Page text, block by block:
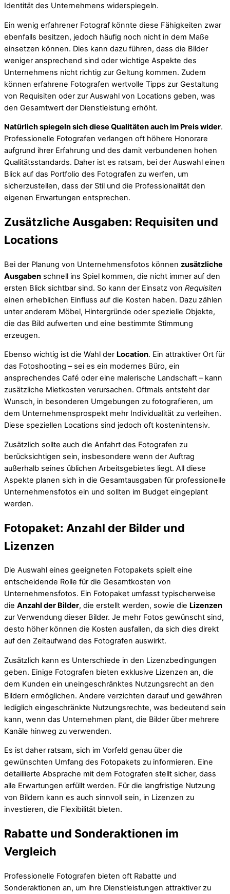
Identität des Unternehmens widerspiegeln.
Ein wenig erfahrener Fotograf könnte diese Fähigkeiten zwar
ebenfalls besitzen, jedoch häufig noch nicht in dem Maße
einsetzen können. Dies kann dazu führen, dass die Bilder
weniger ansprechend sind oder wichtige Aspekte des
Unternehmens nicht richtig zur Geltung kommen. Zudem
können erfahrene Fotografen wertvolle Tipps zur Gestaltung
von Requisiten oder zur Auswahl von Locations geben, was
den Gesamtwert der Dienstleistung erhöht.
Natürlich spiegeln sich diese Qualitäten auch im Preis wider.
Professionelle Fotografen verlangen oft höhere Honorare
aufgrund ihrer Erfahrung und des damit verbundenen hohen
Qualitätsstandards. Daher ist es ratsam, bei der Auswahl einen
Blick auf das Portfolio des Fotografen zu werfen, um
sicherzustellen, dass der Stil und die Professionalität den
eigenen Erwartungen entsprechen.
Zusätzliche Ausgaben: Requisiten und
Locations
Bei der Planung von Unternehmensfotos können zusätzliche
Ausgaben schnell ins Spiel kommen, die nicht immer auf den
ersten Blick sichtbar sind. So kann der Einsatz von Requisiten
einen erheblichen Einfluss auf die Kosten haben. Dazu zählen
unter anderem Möbel, Hintergründe oder spezielle Objekte,
die das Bild aufwerten und eine bestimmte Stimmung
erzeugen.
Ebenso wichtig ist die Wahl der Location. Ein attraktiver Ort für
das Fotoshooting – sei es ein modernes Büro, ein
ansprechendes Café oder eine malerische Landschaft – kann
zusätzliche Mietkosten verursachen. Oftmals entsteht der
Wunsch, in besonderen Umgebungen zu fotografieren, um
dem Unternehmensprospekt mehr Individualität zu verleihen.
Diese speziellen Locations sind jedoch oft kostenintensiv.
Zusätzlich sollte auch die Anfahrt des Fotografen zu
berücksichtigen sein, insbesondere wenn der Auftrag
außerhalb seines üblichen Arbeitsgebietes liegt. All diese
Aspekte planen sich in die Gesamtausgaben für professionelle
Unternehmensfotos ein und sollten im Budget eingeplant
werden.
Fotopaket: Anzahl der Bilder und
Lizenzen
Die Auswahl eines geeigneten Fotopakets spielt eine
entscheidende Rolle für die Gesamtkosten von
Unternehmensfotos. Ein Fotopaket umfasst typischerweise
die Anzahl der Bilder, die erstellt werden, sowie die Lizenzen
zur Verwendung dieser Bilder. Je mehr Fotos gewünscht sind,
desto höher können die Kosten ausfallen, da sich dies direkt
auf den Zeitaufwand des Fotografen auswirkt.
Zusätzlich kann es Unterschiede in den Lizenzbedingungen
geben. Einige Fotografen bieten exklusive Lizenzen an, die
dem Kunden ein uneingeschränktes Nutzungsrecht an den
Bildern ermöglichen. Andere verzichten darauf und gewähren
lediglich eingeschränkte Nutzungsrechte, was bedeutend sein
kann, wenn das Unternehmen plant, die Bilder über mehrere
Kanäle hinweg zu verwenden.
Es ist daher ratsam, sich im Vorfeld genau über die
gewünschten Umfang des Fotopakets zu informieren. Eine
detaillierte Absprache mit dem Fotografen stellt sicher, dass
alle Erwartungen erfüllt werden. Für die langfristige Nutzung
von Bildern kann es auch sinnvoll sein, in Lizenzen zu
investieren, die Flexibilität bieten.
Rabatte und Sonderaktionen im
Vergleich
Professionelle Fotografen bieten oft Rabatte und
Sonderaktionen an, um ihre Dienstleistungen attraktiver zu